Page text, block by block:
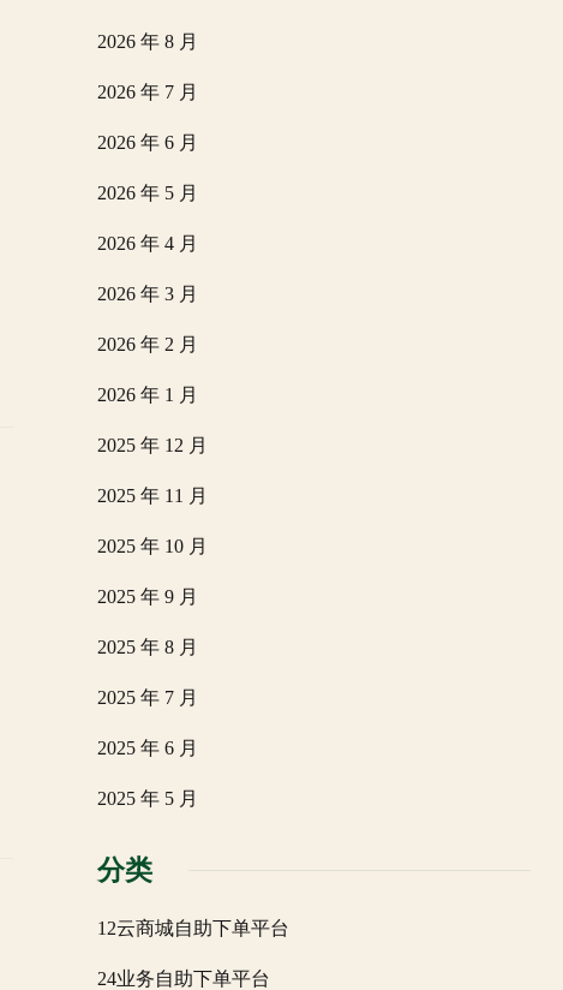
2026 年 8 月
2026 年 7 月
2026 年 6 月
2026 年 5 月
2026 年 4 月
2026 年 3 月
2026 年 2 月
2026 年 1 月
2025 年 12 月
2025 年 11 月
2025 年 10 月
2025 年 9 月
2025 年 8 月
2025 年 7 月
2025 年 6 月
2025 年 5 月
分类
12云商城自助下单平台
24业务自助下单平台